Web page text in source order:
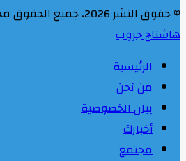
© حقوق النشر 2026، جميع الحقوق محفوظة |
هاشتاج جروب
الرئيسية
من نحن
بيان الخصوصية
أخبارك
مجتمع